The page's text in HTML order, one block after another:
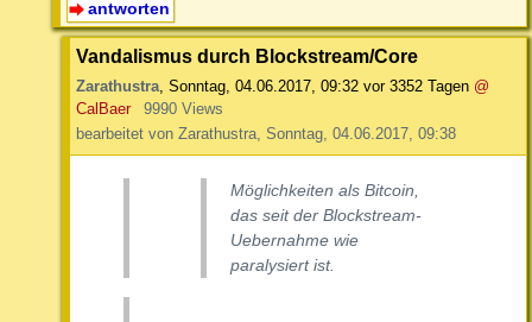
antworten
Vandalismus durch Blockstream/Core
Zarathustra Sonntag, 04.06.2017, 09:32 vor 3352 Tagen @
CalBaer
9990 Views
bearbeitet von Zarathustra, Sonntag, 04.06.2017, 09:38
Möglichkeiten als Bitcoin,
das seit der Blockstream-
Uebernahme wie
paralysiert ist.